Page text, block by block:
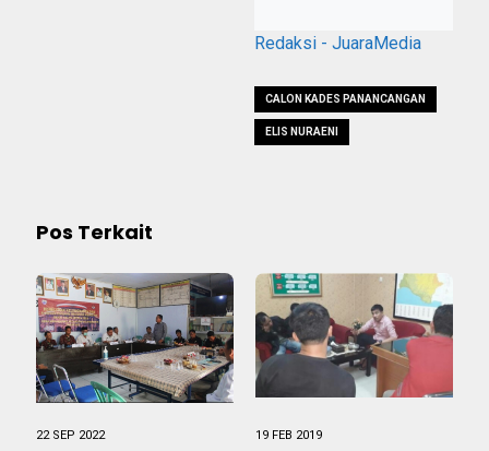
Redaksi - JuaraMedia
CALON KADES PANANCANGAN
ELIS NURAENI
Pos Terkait
22 SEP 2022 19 FEB 2019